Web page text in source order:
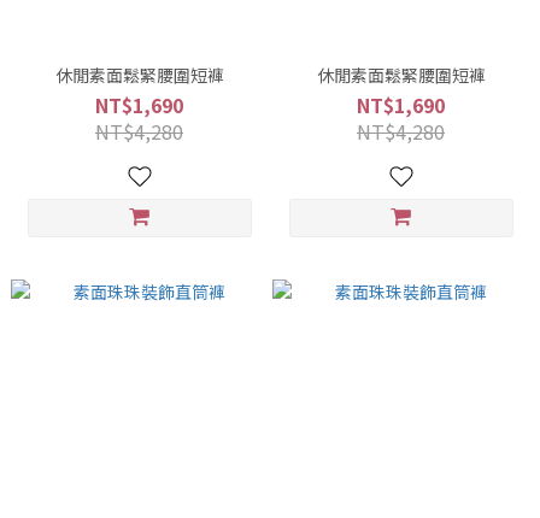
休閒素面鬆緊腰圍短褲
NT$1,690
NT$4,280
休閒素面鬆緊腰圍短褲
NT$1,690
NT$4,280